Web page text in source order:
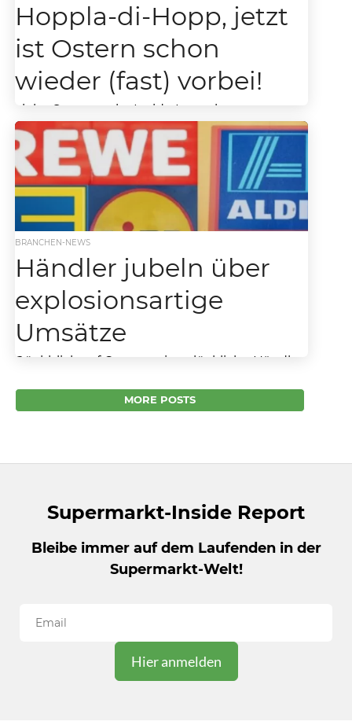
Hoppla-di-Hopp, jetzt
ist Ostern schon
wieder (fast) vorbei!
Liebe Supermarkt-Inside Leser, heute, am
Ostersonntag nur ein kurzer aber herzlicher
Gruß von unserem Team von Supermarkt
Inside. “Wir wünschen euch frohe...
BRANCHEN-NEWS
Händler jubeln über
explosionsartige
Umsätze
Rückblick auf Ostern zeigt glückliche Händler
Dafür aber mit sensationellem Sonnenwetter.
MORE POSTS
Supermarkt-Inside Report
Bleibe immer auf dem Laufenden in der
Supermarkt-Welt!